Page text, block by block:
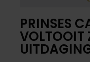
PRINSES
VOLTOOIT